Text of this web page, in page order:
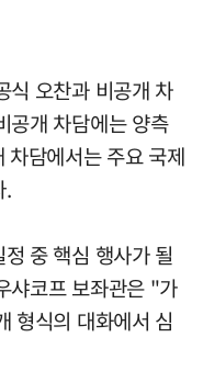
식 오찬과 비공개 차
공개 차담에는 양측
담에서는 주요 국제
.
중 핵심 행사가 될
샤코프 보좌관은 "가
형식의 대화에서 심